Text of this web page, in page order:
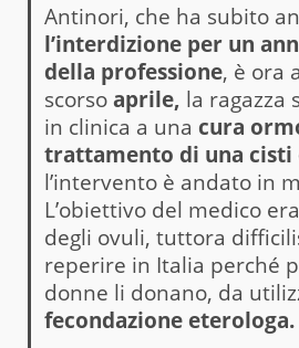
Antinori, che ha subito
l’interdizione per un
della professione, è ora
scorsoaprile, la ragazza
in clinica a una cura
trattamento di una cisti
l’intervento è andato in
L’obiettivo del medico
degli ovuli, tuttora
reperire in Italia perché
donne li donano, da
fecondazione eterologa.